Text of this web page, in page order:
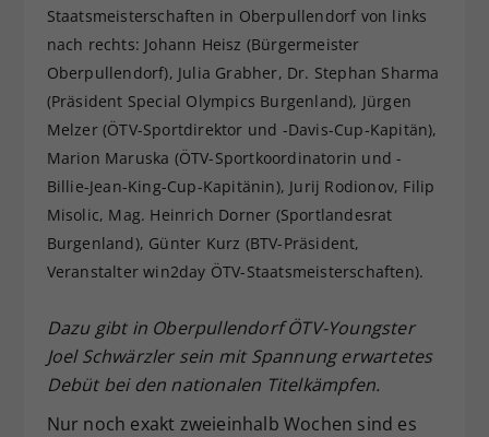
Staatsmeisterschaften in Oberpullendorf von links
nach rechts: Johann Heisz (Bürgermeister
Oberpullendorf), Julia Grabher, Dr. Stephan Sharma
(Präsident Special Olympics Burgenland), Jürgen
Melzer (ÖTV-Sportdirektor und -Davis-Cup-Kapitän),
Marion Maruska (ÖTV-Sportkoordinatorin und -
Billie-Jean-King-Cup-Kapitänin), Jurij Rodionov, Filip
Misolic, Mag. Heinrich Dorner (Sportlandesrat
Burgenland), Günter Kurz (BTV-Präsident,
Veranstalter win2day ÖTV-Staatsmeisterschaften).
Dazu gibt in Oberpullendorf ÖTV-Youngster
Joel Schwärzler sein mit Spannung erwartetes
Debüt bei den nationalen Titelkämpfen.
Nur noch exakt zweieinhalb Wochen sind es
Zweck
Dieser Wert speichert Ihre Consent-
Einstellungen. Unter anderem eine
zufällig generierte ID, für die
historische Speicherung Ihrer
vorgenommen Einstellungen, falls der
Webseiten-Betreiber dies eingestellt
hat.